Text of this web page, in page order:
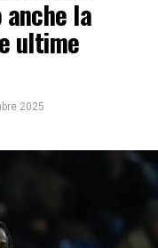
la
ultime
2025